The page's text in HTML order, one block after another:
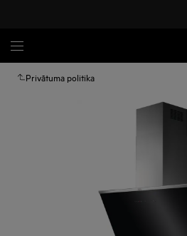
Privātuma politika